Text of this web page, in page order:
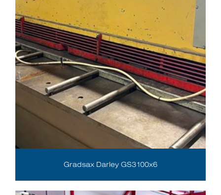
Gradsax Darley GS3100x6